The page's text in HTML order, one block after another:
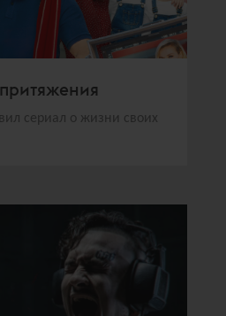
сериал о жизни своих